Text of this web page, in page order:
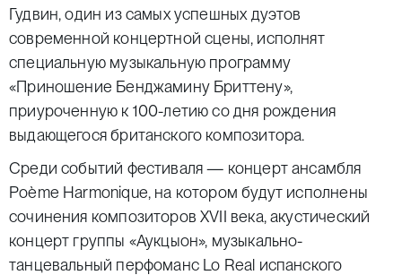
Гудвин, один из самых успешных дуэтов
современной концертной сцены, исполнят
специальную музыкальную программу
«Приношение Бенджамину Бриттену»,
приуроченную к 100-летию со дня рождения
выдающегося британского композитора.
Среди событий фестиваля — концерт ансамбля
Poème Harmonique, на котором будут исполнены
сочинения композиторов XVII века, акустический
концерт группы «Аукцыон», музыкально-
танцевальный перфоманс Lo Real испанского